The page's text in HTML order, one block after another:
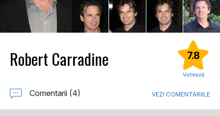
Robert Carradine 7.8
Votează
Comentarii (4) VEZI COMENTARIILE